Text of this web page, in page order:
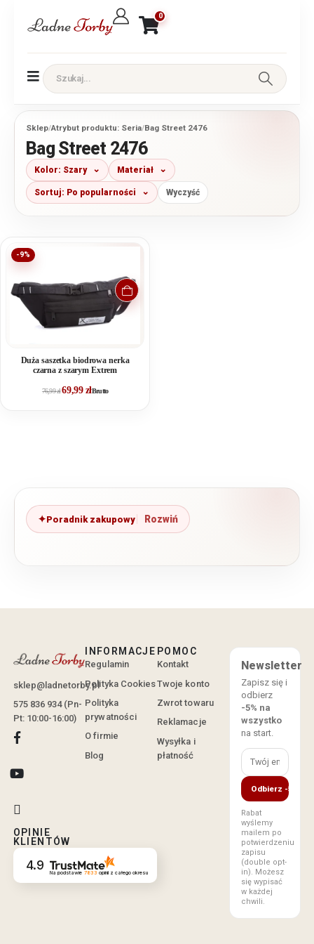
0
Sklep/Atrybut produktu: Seria/Bag Street 2476
Bag Street 2476
Kolor: Szary Materiał
Sortuj: Po popularności Wyczyść
-9%
Duża saszetka biodrowa nerka
czarna z szarym Extrem
76,99zł69,99 złBrutto
Poradnik zakupowy
sklep@ladnetorby.pl
575 836 934 (Pn-
Pt: 10:00-16:00)
OPINIE
KLIENTÓW
4.9 Na podstawie 7833 opinii z całego okresu
INFORMACJE
Regulamin
Polityka Cookies
Polityka
prywatności
O firmie
Blog
POMOC
Kontakt
Twoje konto
Zwrot towaru
Reklamacje
Wysyłka i
płatność
Newsletter
Zapisz się i
odbierz
-5% na
wszystko
na start.
Odbierz -5%
Rabat
wyślemy
mailem po
potwierdzeniu
zapisu
(double opt-
in). Możesz
się wypisać
w każdej
chwili.